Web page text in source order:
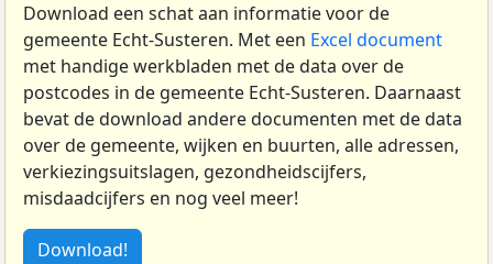
Download een schat aan informatie voor de
gemeente Echt-Susteren. Met een Excel document
met handige werkbladen met de data over de
postcodes in de gemeente Echt-Susteren. Daarnaast
bevat de download andere documenten met de data
over de gemeente, wijken en buurten, alle adressen,
verkiezingsuitslagen, gezondheidscijfers,
misdaadcijfers en nog veel meer!
Download!